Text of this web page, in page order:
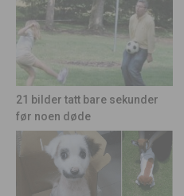
21 bilder tatt bare sekunder
før noen døde